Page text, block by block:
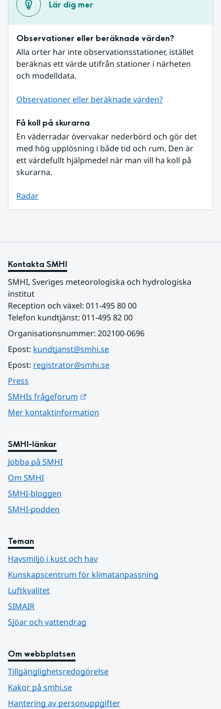
Lär dig mer
Observationer eller beräknade värden?
Alla orter har inte observationsstationer, istället
beräknas ett värde utifrån stationer i närheten
och modelldata.
Observationer eller beräknade värden?
Få koll på skurarna
En väderradar övervakar nederbörd och gör det
med hög upplösning i både tid och rum. Den är
ett värdefullt hjälpmedel när man vill ha koll på
skurarna.
Radar
Kontakta SMHI
SMHI, Sveriges meteorologiska och hydrologiska
institut
Reception och växel: 011-495 80 00
Telefon kundtjänst: 011-495 82 00
Organisationsnummer: 202100-0696
Epost: kundtjanst@smhi.se
Epost: registrator@smhi.se
Press
SMHIs frågeforum
Mer kontaktinformation
SMHI-länkar
Jobba på SMHI
Om SMHI
SMHI-bloggen
SMHI-podden
Teman
Havsmiljö i kust och hav
Kunskapscentrum för klimatanpassning
Luftkvalitet
SIMAIR
Sjöar och vattendrag
Om webbplatsen
Tillgänglighetsredogörelse
Kakor på smhi.se
Hantering av personuppgifter